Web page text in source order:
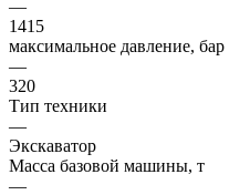
—
1415
максимальное давление, бар
—
320
Тип техники
—
Экскаватор
Масса базовой машины, т
—